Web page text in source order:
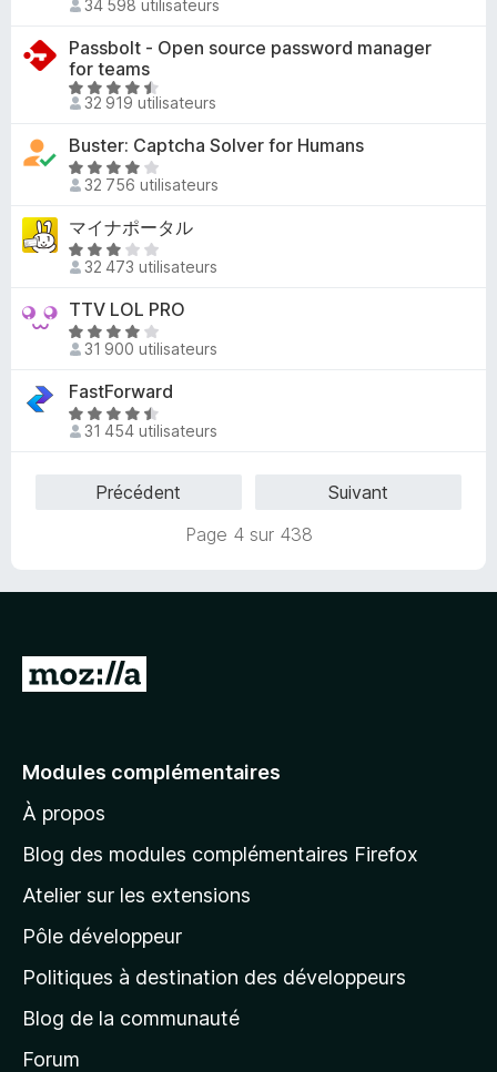
u
5
4
s
u
5
o
t
é
3
,
s
u
5
34 598 utilisateurs
Passbolt - Open source password manager
for teams
N
o
t
é
4
4
s
u
r
5
32 919 utilisateurs
Buster: Captcha Solver for Humans
N
o
é
3
8
s
u
5
32 756 utilisateurs
マイナポータル
N
o
t
é
2
8
s
u
32 473 utilisateurs
TTV LOL PRO
N
o
t
é
3
31 900 utilisateurs
FastForward
N
o 31 454 utilisateurs
Précédent
Suivant
Page 4 sur 438
A
e
à
l
p
a
g
d
Modules complémentaires
À propos
Blog des modules complémentaires Firefox
Atelier sur les extensions
Pôle développeur
Politiques à destination des développeurs
Blog de la communauté
Forum